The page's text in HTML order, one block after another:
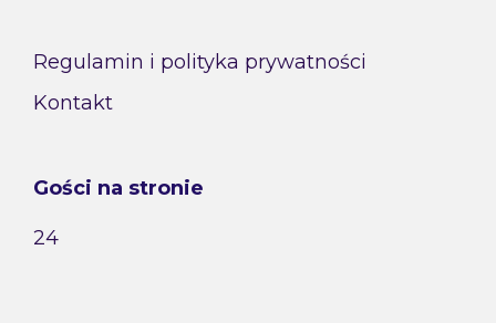
Regulamin i polityka prywatności
Kontakt
Gości na stronie
24